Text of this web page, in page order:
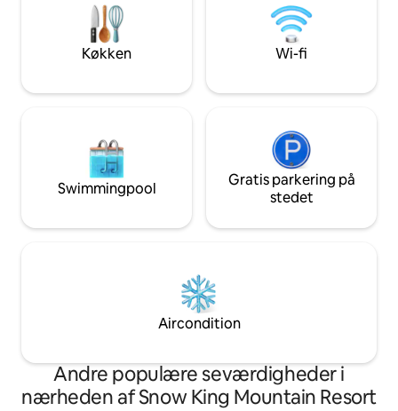
transport med bybussen) fra centrum af
Jackson og få skridt fra skiløb,
vandreture og udendørsaktiviteter i
verdensklasse året rundt
udsigt over
solnedgange, du
tvivl den BEDSTE
Køkken Wi-fi
Swimmingpool
Gratis parkering på
stedet
Aircondition
Andre populære seværdigheder i
nærheden af Snow King Mountain Resort